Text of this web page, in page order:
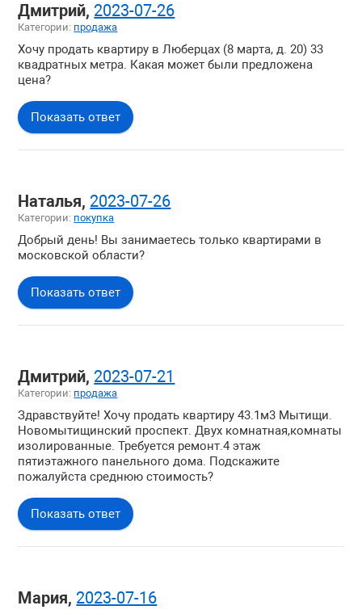
Дмитрий, 2023-07-26
Категории: продажа
Хочу продать квартиру в Люберцах (8 марта, д. 20) 33
квадратных метра. Какая может были предложена
цена?
Показать ответ
Наталья, 2023-07-26
Категории: покупка
Добрый день! Вы занимаетесь только квартирами в
московской области?
Показать ответ
Дмитрий, 2023-07-21
Категории: продажа
Здравствуйте! Хочу продать квартиру 43.1м3 Мытищи.
Новомытищинский проспект. Двух комнатная,комнаты
изолированные. Требуется ремонт.4 этаж
пятиэтажного панельного дома. Подскажите
пожалуйста среднюю стоимость?
Показать ответ
Мария, 2023-07-16